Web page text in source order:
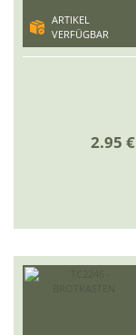
ARTIKEL
VERFÜGBAR
2.95 €